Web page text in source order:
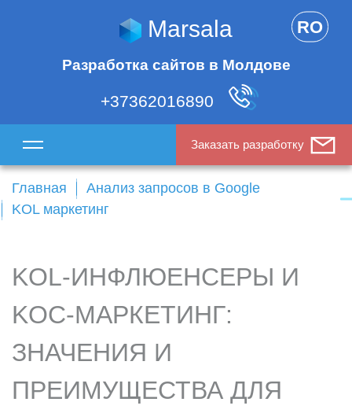
Marsala
Разработка сайтов в Молдове
+37362016890
RO
Заказать разработку
Главная
Анализ запросов в Google
KOL маркетинг
KOL-ИНФЛЮЕНСЕРЫ И
KOC-МАРКЕТИНГ:
ЗНАЧЕНИЯ И
ПРЕИМУЩЕСТВА ДЛЯ